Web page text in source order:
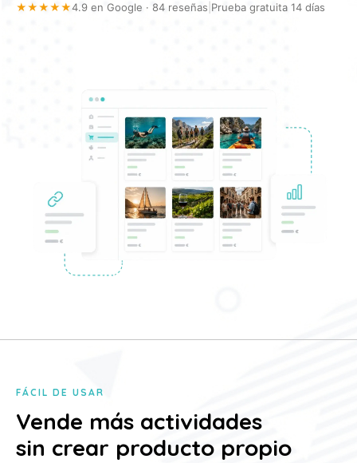
★★★★★4.9 en Google · 84 reseñas Prueba gratuita 14 días
FÁCIL DE USAR
Vende más actividades
sin crear producto propio